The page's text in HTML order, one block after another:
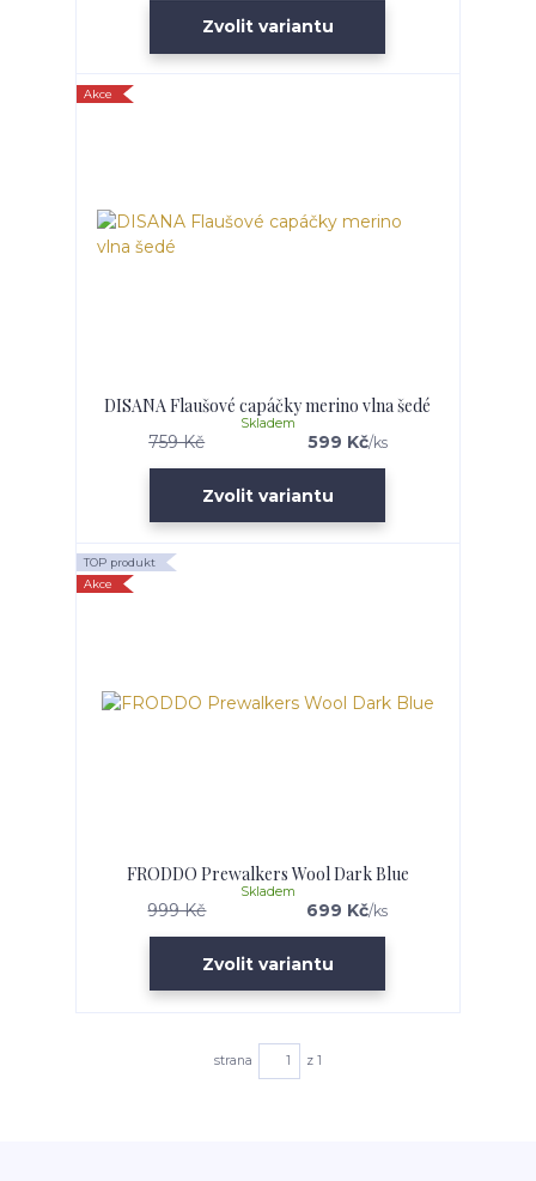
Zvolit variantu
Akce
DISANA Flaušové capáčky merino vlna šedé
759 Kč 599 Kč/ks
Skladem
Zvolit variantu
TOP produkt
Akce
FRODDO Prewalkers Wool Dark Blue
999 Kč 699 Kč/ks
Skladem
Zvolit variantu
strana z 1